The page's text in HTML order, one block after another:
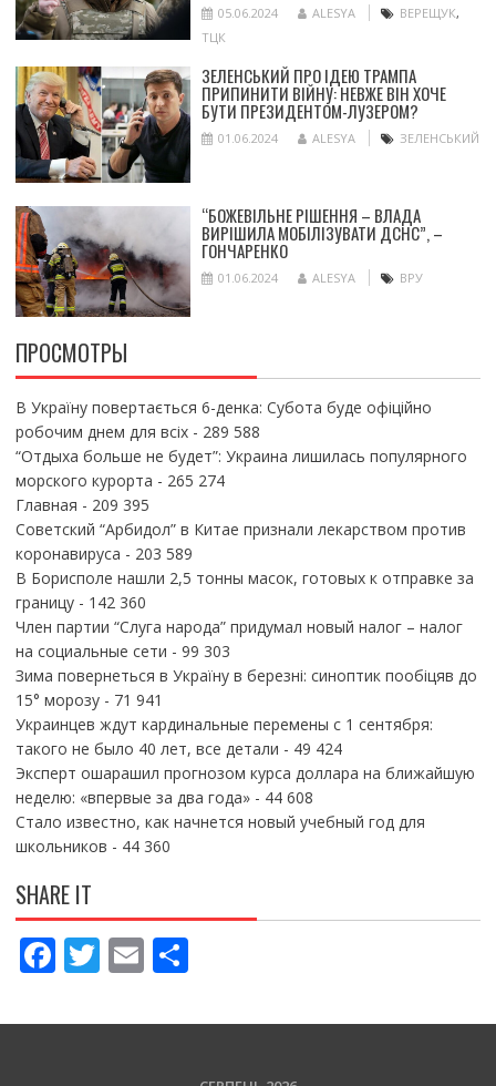
05.06.2024 ALESYA ВЕРЕЩУК,
ТЦК
ЗЕЛЕНСЬКИЙ ПРО ІДЕЮ ТРАМПА
ПРИПИНИТИ ВІЙНУ: НЕВЖЕ ВІН ХОЧЕ
БУТИ ПРЕЗИДЕНТОМ-ЛУЗЕРОМ?
01.06.2024 ALESYA ЗЕЛЕНСЬКИЙ
“БОЖЕВІЛЬНЕ РІШЕННЯ – ВЛАДА
ВИРІШИЛА МОБІЛІЗУВАТИ ДСНС”, –
ГОНЧАРЕНКО
01.06.2024 ALESYA ВРУ
ПРОСМОТРЫ
В Україну повертається 6-денка: Субота буде офіційно
робочим днем для всіх- 289 588
“Отдыха больше не будет”: Украина лишилась популярного
морского курорта - 265 274
Главная - 209 395
Советский “Арбидол” в Китае признали лекарством против
коронавируса - 203 589
В Борисполе нашли 2,5 тонны масок, готовых к отправке за
границу- 142 360
Член партии “Слуга народа” придумал новый налог – налог
на социальные сети - 99 303
Зима повернеться в Україну в березні: синоптик пообіцяв до
15° морозу- 71 941
Украинцев ждут кардинальные перемены с 1 сентября:
такого не было 40 лет, все детали - 49 424
Эксперт ошарашил прогнозом курса доллара на ближайшую
неделю: «впервые за два года»- 44 608
Стало известно, как начнется новый учебный год для
школьников - 44 360
SHARE IT
F
e
T
itt
E
ai
П
ді